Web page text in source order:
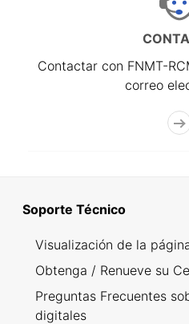
Contactar con FNMT-
correo
Soporte Técnico
Visualización de la
Obtenga / Renueve su
Preguntas Frecuentes
digitales